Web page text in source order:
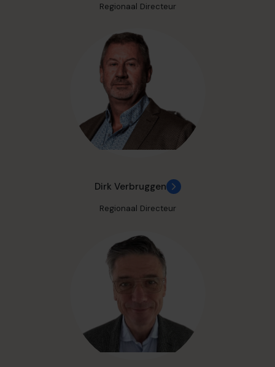
Regionaal Directeur
Dirk Verbruggen
Regionaal Directeur